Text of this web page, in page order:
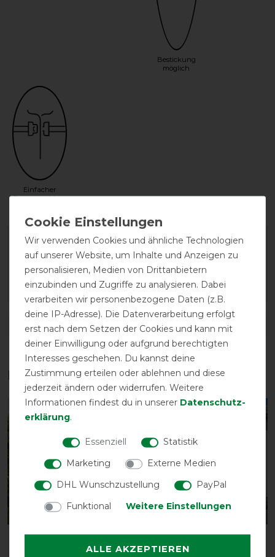
Bestickung
möglich
Einfacher
Frontverschluss
Herstellergarantie
Wasch- und Pflegehinweis
DETAILS ZUR PRODUKTSICHERHEIT
Das perfekte Zubehör für dich
-10%
Plus Plant Dye 200g
Flyrider
Wir verwenden Cookies und ähnliche Technologien
auf unserer Website, um Inhalte und Anzeigen zu
personalisieren, Medien von Drittanbietern
einzubinden und Zugriffe zu analysieren. Dabei
verarbeiten wir personenbezogene Daten (z.B.
deine IP-Adresse). Die Datenverarbeitung erfolgt
erst nach dem Setzen der Cookies und kann mit
deiner Einwilligung oder aufgrund berechtigten
Interesses geschehen. Du kannst deine
Zustimmung erteilen oder ablehnen und diese
jederzeit ändern oder widerrufen. Weitere
Informationen findest du in unserer Daten­schutz­
erklärung.
Essenziell
Statistik
Marketing
Externe Medien
DHL Wunschzustellung
PayPal
Funktional
Weitere Einstellungen
ALLE AKZEPTIEREN